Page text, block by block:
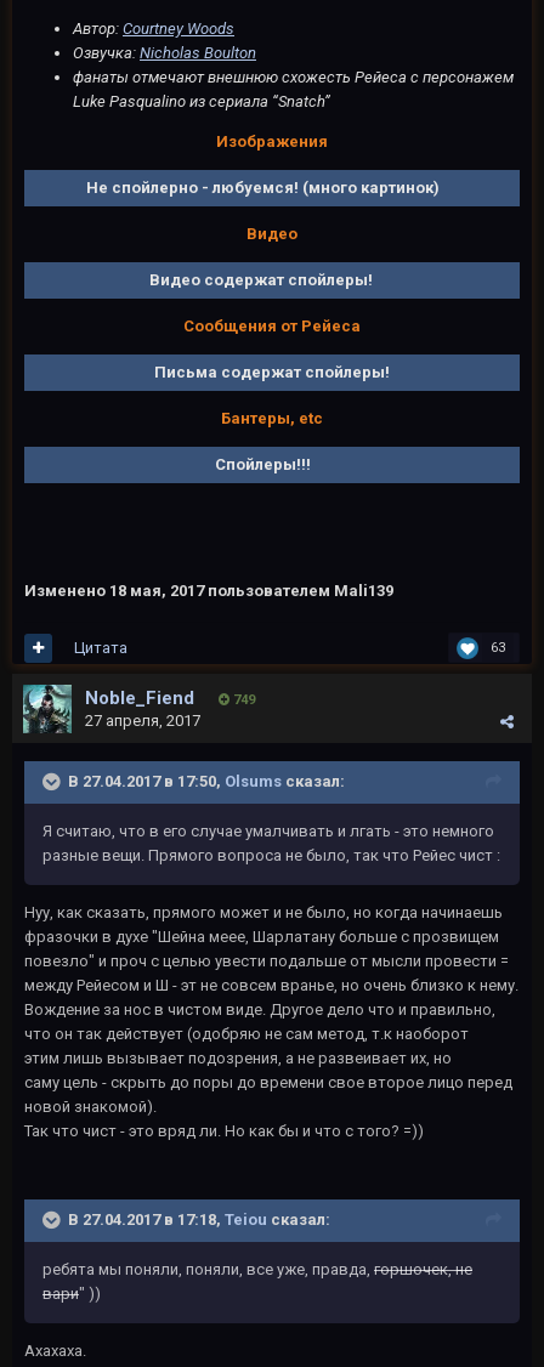
Автор: Courtney Woods
Озвучка: Nicholas Boulton
фанаты отмечают внешнюю схожесть Рейеса с персонажем
Luke Pasqualino из сериала “Snatch”
Изображения
Не спойлерно - любуемся! (много картинок)
Видео
Видео содержат спойлеры!
Сообщения от Рейеса
Письма содержат спойлеры!
Бантеры, etc
Спойлеры!!!
Изменено 18 мая, 2017пользователем Mali139
63
Цитата
Noble_Fiend 749
27 апреля, 2017
В 27.04.2017 в 17:50, Olsums сказал:
Я считаю, что в его случае умалчивать и лгать - это немного
разные вещи. Прямого вопроса не было, так что Рейес чист :
Нуу, как сказать, прямого может и не было, но когда начинаешь
фразочки в духе "Шейна меее, Шарлатану больше с прозвищем
повезло" и проч с целью увести подальше от мысли провести =
между Рейесом и Ш - эт не совсем вранье, но очень близко к нему.
Вождение за нос в чистом виде. Другое дело что и правильно,
что он так действует (одобряю не сам метод, т.к наоборот
этим лишь вызывает подозрения, а не развеивает их, но
саму цель - скрыть до поры до времени свое второе лицо перед
новой знакомой).
Так что чист - это вряд ли. Но как бы и что с того? =))
В 27.04.2017 в 17:18, Teiou сказал:
ребята мы поняли, поняли, все уже, правда, горшочек, не
вари" ))
Ахахаха.